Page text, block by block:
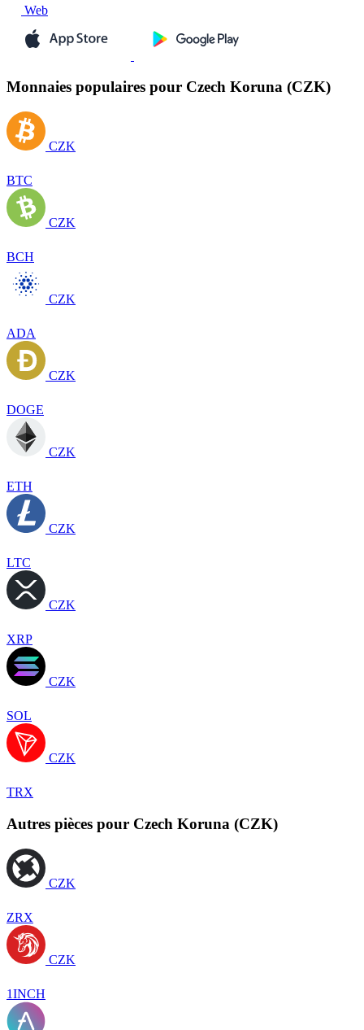
Web
Monnaies populaires pour Czech Koruna (CZK)
CZK
BTC
CZK
BCH
CZK
ADA
CZK
DOGE
CZK
ETH
CZK
LTC
CZK
XRP
CZK
SOL
CZK
TRX
Autres pièces pour Czech Koruna (CZK)
CZK
ZRX
CZK
1INCH